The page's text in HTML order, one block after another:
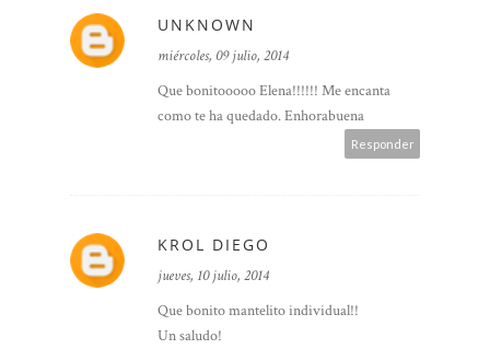
UNKNOWN
miércoles, 09 julio, 2014
Que bonitooooo Elena!!!!!! Me encanta
como te ha quedado. Enhorabuena
Responder
KROL DIEGO
jueves, 10 julio, 2014
Que bonito mantelito individual!!
Un saludo!